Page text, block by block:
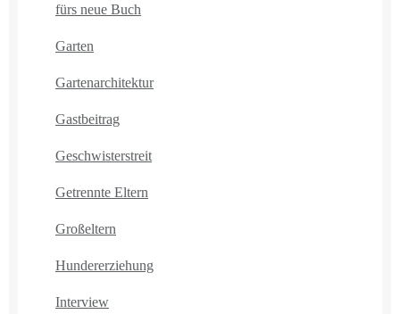
fürs neue Buch
Garten
Gartenarchitektur
Gastbeitrag
Geschwisterstreit
Getrennte Eltern
Großeltern
Hundererziehung
Interview